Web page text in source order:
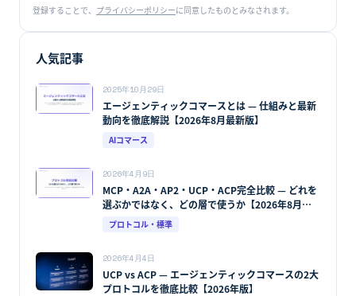
登録することで、 プライバシーポリシーに同意したものとみなされます。
人気記事
2025年10月29日
エージェンティックコマースとは — 仕組みと最新
動向を徹底解説【2026年8月最新版】
AIコマース
2026年4月9日
MCP・A2A・AP2・UCP・ACP完全比較 — どれを
選ぶかではなく、どの層で使うか【2026年8月最
新版】
プロトコル・標準
2026年4月4日
UCP vs ACP — エージェンティックコマースの2大
プロトコルを徹底比較【2026年版】